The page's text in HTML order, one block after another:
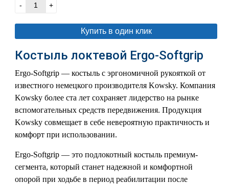
- +
Купить в один клик
Костыль локтевой Ergo-Softgrip
Ergo-Softgrip — костыль с эргономичной рукояткой от
известного немецкого производителя Kowsky. Компания
Kowsky более ста лет сохраняет лидерство на рынке
вспомогательных средств передвижения. Продукция
Kowsky совмещает в себе невероятную практичность и
комфорт при использовании.
Ergo-Softgrip — это подлокотный костыль премиум-
сегмента, который станет надежной и комфортной
опорой при ходьбе в период реабилитации после